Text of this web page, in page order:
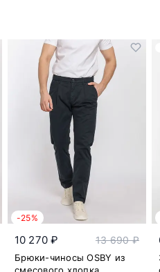
-25%
10 270 ₽ 13 690 ₽
Брюки-чиносы OSBY из